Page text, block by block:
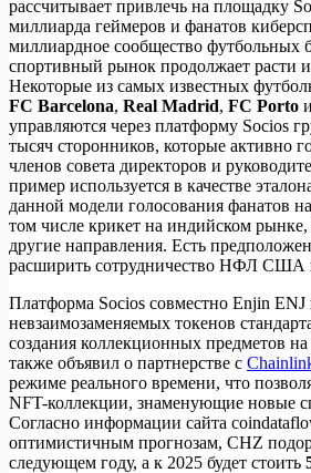
рассчитывает привлечь на площадку
миллиарда геймеров и фанатов
миллиардное сообщество футбольных
спортивный рынок продолжает расти
Некоторые из самых известных
FC Barcelona, ​​ Real Madrid, FC Porto и
управляются через платформу Socios
тысяч сторонников, которые активно
членов совета директоров и
пример используется в качестве
данной модели голосования фанатов
том числе крикет на индийском
другие направления. Есть
расширить сотрудничество НФЛ
Платформа Socios совместно Enjin
невзаимозаменяемых токенов
создания коллекционных предметов
также объявил о партнерстве с
режиме реального времени, что
NFT-коллекции, знаменующие новые
Согласно информации сайта
оптимистичным прогнозам, CHZ
следующем году, а к 2025 будет стоить